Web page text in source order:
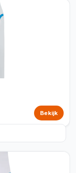
Bekijk